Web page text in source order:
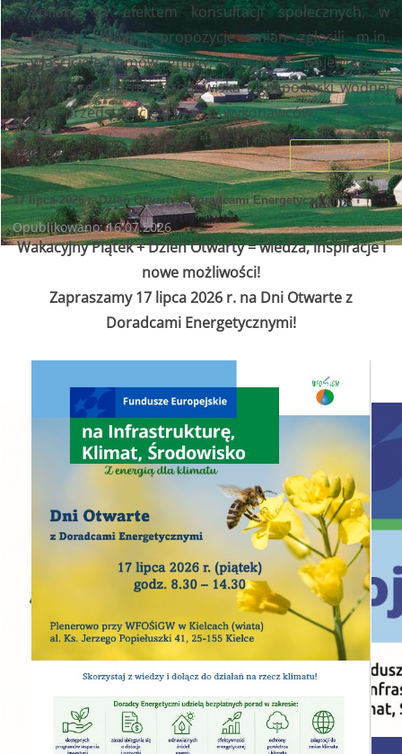
W WOJEWÓDZTWIE
WSPIERAMY
Zmiany są efektem konsultacji społecznych, w
których uwagi i propozycje zmian zgłosili m.in.
właściciele domów, gminy, operatorzy, wojewódzkie
fundusze ochrony środowiska i gospodarki wodnej
oraz przedstawiciele branży wykonawców.
czytaj więcej...
17 lipca 2026 r. Dzień Otwarty z Doradcami Energetycznymi
Opublikowano: 16.07.2026
Wakacyjny Piątek + Dzień Otwarty = wiedza, inspiracje i
nowe możliwości!
Zapraszamy 17 lipca 2026 r. na Dni Otwarte z
Doradcami Energetycznymi!